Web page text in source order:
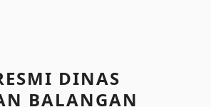
DINAS
BALANGAN